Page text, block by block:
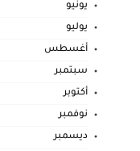
يونيو
يوليو
أغسطس
سبتمبر
أكتوبر
نوفمبر
ديسمبر